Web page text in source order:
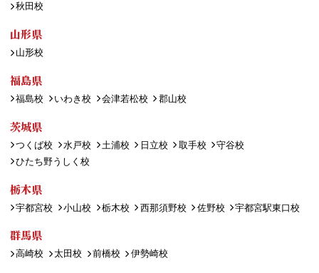
秋田校
山形県
山形校
福島県
福島校 いわき校 会津若松校 郡山校
茨城県
つくば校 水戸校 土浦校 日立校 取手校
守谷校
ひたち野うしく校
栃木県
宇都宮校 小山校 栃木校 西那須野校 佐野校 宇都宮駅東口校
群馬県
高崎校 太田校 前橋校 伊勢崎校